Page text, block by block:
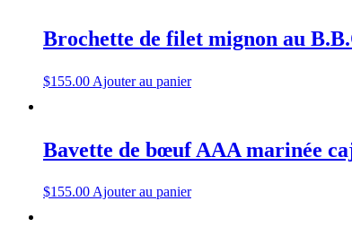
Brochette de filet mignon au
$155.00 Ajouter au panier
Bavette de bœuf AAA marinée
$155.00Ajouter au panier